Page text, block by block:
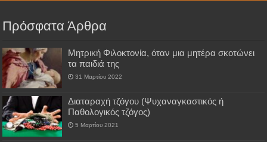
Πρόσφατα Άρθρα
Μητρική Φιλοκτονία, όταν μια μητέρα σκοτώνει
τα παιδιά της
31 Μαρτίου 2022
Διαταραχή τζόγου (Ψυχαναγκαστικός ή
Παθολογικός τζόγος)
5 Μαρτίου 2021